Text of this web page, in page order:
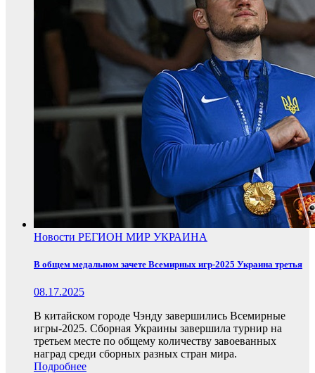
Новости РЕГИОН МИР УКРАИНА
В общем медальном зачете Всемирных игр-2025 Украина третья
08.17.2025
В китайском городе Чэнду завершились Всемирные
игры-2025. Сборная Украины завершила турнир на
третьем месте по общему количеству завоеванных
наград среди сборных разных стран мира.
Подробнее